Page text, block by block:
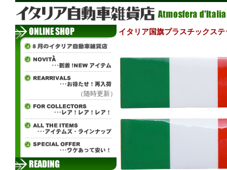
（随時更新）
イタリア国旗プラスチックス